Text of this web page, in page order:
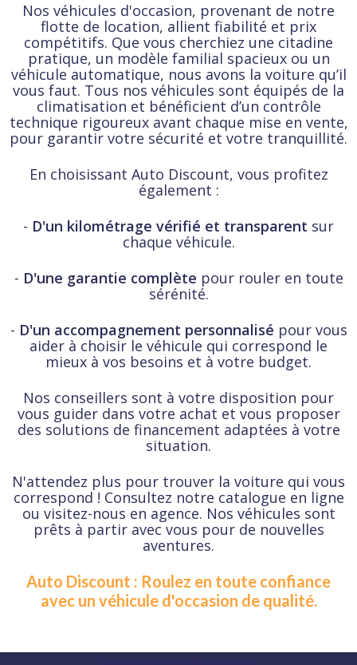
Nos véhicules d'occasion, provenant de notre
flotte de location, allient fiabilité et prix
compétitifs. Que vous cherchiez une citadine
pratique, un modèle familial spacieux ou un
véhicule automatique, nous avons la voiture qu’il
vous faut. Tous nos véhicules sont équipés de la
climatisation et bénéficient d’un contrôle
technique rigoureux avant chaque mise en vente,
pour garantir votre sécurité et votre tranquillité.
En choisissant Auto Discount, vous profitez
également :
- D'un kilométrage vérifié et transparent sur
chaque véhicule.
- D'une garantie complète pour rouler en toute
sérénité.
- D'un accompagnement personnalisé pour vous
aider à choisir le véhicule qui correspond le
mieux à vos besoins et à votre budget.
Nos conseillers sont à votre disposition pour
vous guider dans votre achat et vous proposer
des solutions de financement adaptées à votre
situation.
N'attendez plus pour trouver la voiture qui vous
correspond ! Consultez notre catalogue en ligne
ou visitez-nous en agence. Nos véhicules sont
prêts à partir avec vous pour de nouvelles
aventures.
Auto Discount : Roulez en toute confiance
avec un véhicule d'occasion de qualité.